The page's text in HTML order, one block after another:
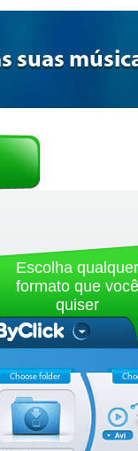
suas
Escolha qualquer
formato que você
quiser
Choose folder